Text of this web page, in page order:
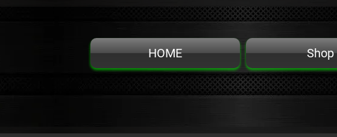
HOME Shop